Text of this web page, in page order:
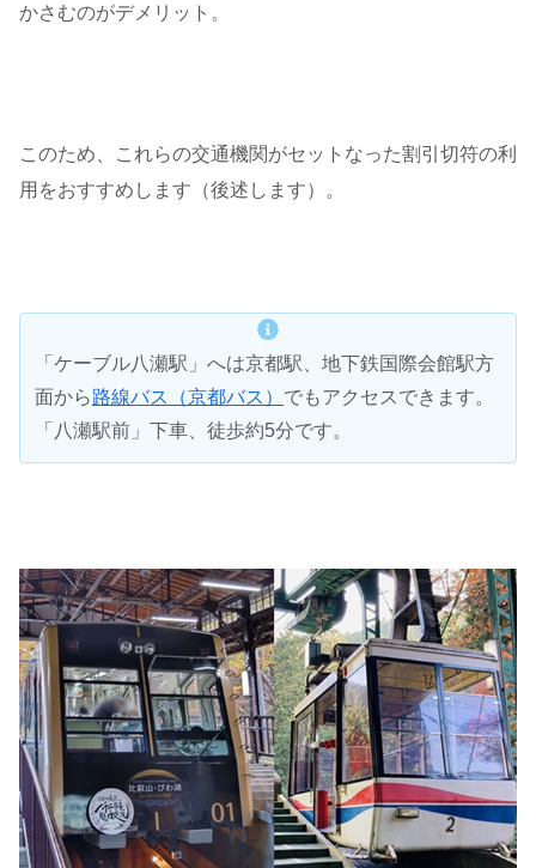
かさむのがデメリット。
このため、これらの交通機関がセットなった割引切符の利
用をおすすめします（後述します）。
「ケーブル八瀬駅」へは京都駅、地下鉄国際会館駅方
面から路線バス（京都バス） でもアクセスできます。
「八瀬駅前」下車、徒歩約5分です。